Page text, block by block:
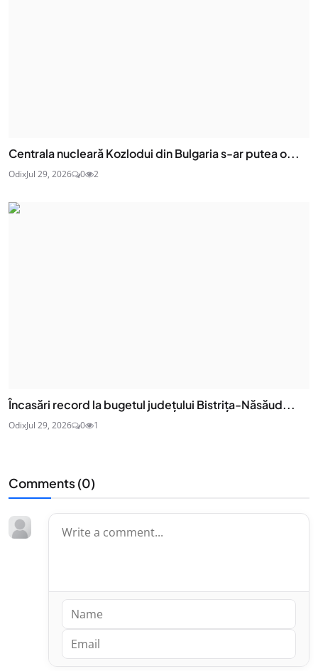
Centrala nucleară Kozlodui din Bulgaria s-ar putea o...
OdixJul 29, 2026 0 2
Încasări record la bugetul județului Bistrița-Năsăud...
OdixJul 29, 2026 0 1
Comments (0)